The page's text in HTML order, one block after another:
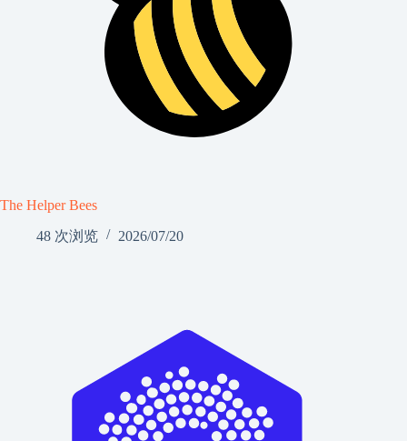
The Helper Bees
48 次浏览
2026/07/20